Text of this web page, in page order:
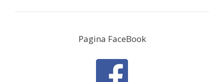
Pagina FaceBook